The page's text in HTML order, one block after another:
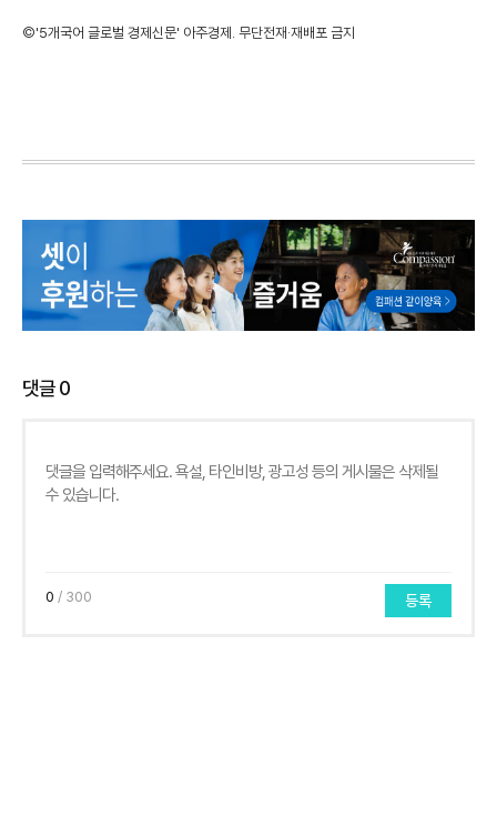
©'5개국어 글로벌 경제신문' 아주경제. 무단전재·재배포 금지
댓글0
0 / 300 등록